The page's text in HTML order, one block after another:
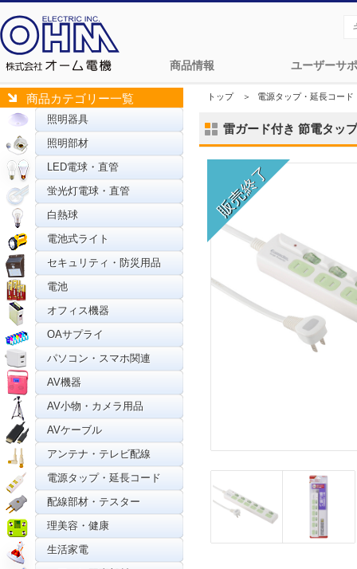
商品情報 ユーザーサ
商品カテゴリー一覧
照明器具
照明部材
LED電球・直管
蛍光灯電球・直管
白熱球
電池式ライト
セキュリティ・防災用品
電池
オフィス機器
OAサプライ
パソコン・スマホ関連
AV機器
AV小物・カメラ用品
AVケーブル
アンテナ・テレビ配線
電源タップ・延長コード
配線部材・テスター
理美容・健康
生活家電
トップ＞ 電源タップ・延長コード
雷ガード付き 節電タッ